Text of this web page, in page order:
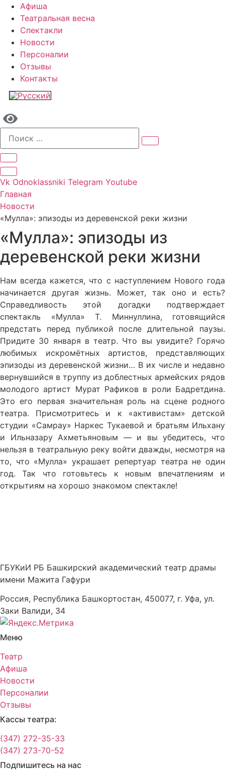
Афиша
Театральная весна
Спектакли
Новости
Персоналии
Отзывы
Контакты
Vk Odnoklassniki Telegram Youtube
Главная
Новости
«Мулла»: эпизоды из деревенской реки жизни
«Мулла»: эпизоды из
деревенской реки жизни
Нам всегда кажется, что с наступлением Нового года
начинается другая жизнь. Может, так оно и есть?
Справедливость этой догадки подтверждает
спектакль «Мулла» Т. Миннуллина, готовящийся
предстать перед публикой после длительной паузы.
Придите 30 января в театр. Что вы увидите? Горячо
любимых искромётных артистов, представляющих
эпизоды из деревенской жизни… В их числе и недавно
вернувшийся в труппу из доблестных армейских рядов
молодого артист Мурат Рафиков в роли Бадретдина.
Это его первая значительная роль на сцене родного
театра. Присмотритесь и к «активистам» детской
студии «Самрау» Наркес Тукаевой и братьям Ильхану
и Ильназару Ахметьяновым — и вы убедитесь, что
нельзя в театральную реку войти дважды, несмотря на
то, что «Мулла» украшает репертуар театра не один
год. Так что готовьтесь к новым впечатлениям и
открытиям на хорошо знакомом спектакле!
ГБУКиИ РБ Башкирский академический театр драмы
имени Мажита Гафури
Россия, Республика Башкортостан, 450077, г. Уфа, ул.
Заки Валиди, 34
Меню
Театр
Афиша
Новости
Персоналии
Отзывы
Кассы театра:
(347) 272-35-33
(347) 273-70-52
Подпишитесь на нас